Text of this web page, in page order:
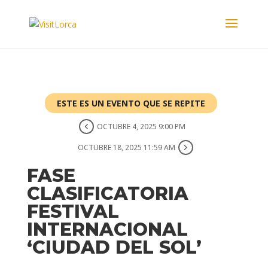
ESTE ES UN EVENTO QUE SE REPITE
OCTUBRE 4, 2025 9:00 PM
OCTUBRE 18, 2025 11:59 AM
FASE
CLASIFICATORIA
FESTIVAL
INTERNACIONAL
‘CIUDAD DEL SOL’